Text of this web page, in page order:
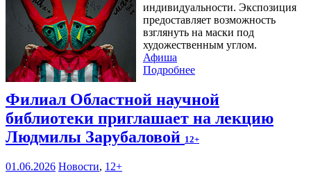
индивидуальности. Экспозиция
предоставляет возможность
взглянуть на маски под
художественным углом.
Афиша
Подробнее
Филиал Областной научной
библиотеки приглашает на лекцию
Людмилы Зарубаловой 12+
01.06.2026 Новости, 12+